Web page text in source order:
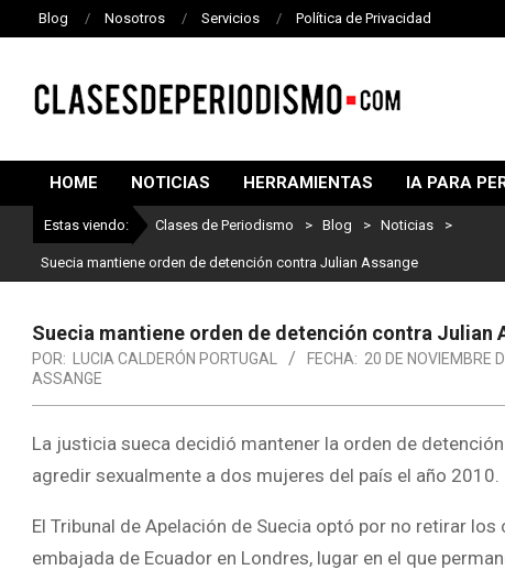
Blog Nosotros Servicios Política de Privacidad
DE
PERIODISMO
HOME NOTICIAS HERRAMIENTAS IA PARA
Estas viendo: Clases de Periodismo > Blog > Noticias >
Suecia mantiene orden de detención contra Julian Assange
Suecia mantiene orden de detención contra Julian
POR: LUCIA CALDERÓN PORTUGAL FECHA: 20 DE NOVIEMBRE
ASSANGE
La justicia sueca decidió mantener la orden de
agredir sexualmente a dos mujeres del país el año 2010.
El Tribunal de Apelación de Suecia optó por no retirar
embajada de Ecuador en Londres, lugar en el que